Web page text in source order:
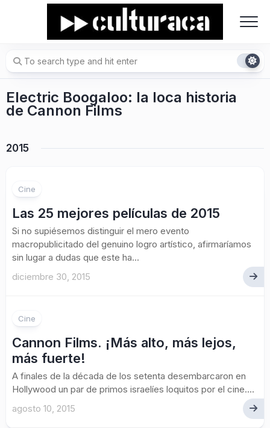
Electric Boogaloo: la loca historia
de Cannon Films
2015
Cine
Las 25 mejores películas de 2015
Si no supiésemos distinguir el mero evento
macropublicitado del genuino logro artístico, afirmaríamos
sin lugar a dudas que este ha...
diciembre 30, 2015
Cine
Cannon Films. ¡Más alto, más lejos,
más fuerte!
A finales de la década de los setenta desembarcaron en
Hollywood un par de primos israelíes loquitos por el cine....
agosto 10, 2015